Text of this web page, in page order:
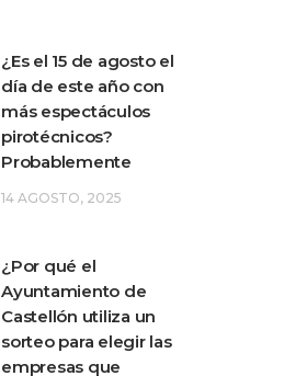
¿Es el 15 de agosto el
día de este año con
más espectáculos
pirotécnicos?
Probablemente
14 AGOSTO, 2025
¿Por qué el
Ayuntamiento de
Castellón utiliza un
sorteo para elegir las
empresas que